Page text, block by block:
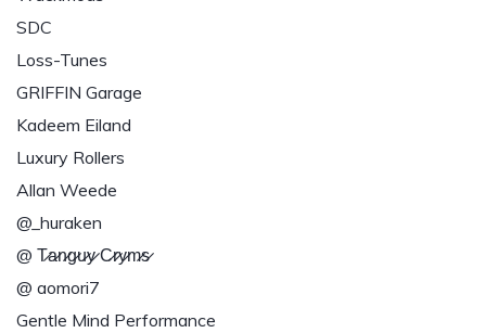
SDC
Loss-Tunes
GRIFFIN Garage
Kadeem Eiland
Luxury Rollers
Allan Weede
@_huraken
@ T̷a̷n̷g̷u̷y̷ C̷r̷y̷m̷s̷
@ aomori7
Gentle Mind Performance